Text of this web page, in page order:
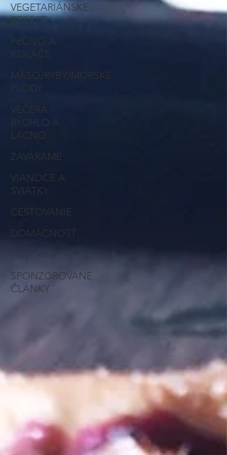
VEGETARIÁNSKE
RECEPTY
PEČIVO A
KOLÁČE
MÄSO/RYBY/MORSKÉ
PLODY
VEČERA -
RÝCHLO A
LACNO
ZAVÁRAME
VIANOCE A
SVIATKY
CESTOVANIE
DOMÁCNOSŤ
Tipy "Ako...?"
SPONZOROVANÉ
ČLÁNKY